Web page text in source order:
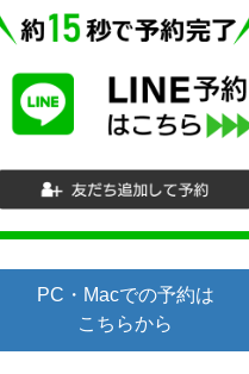
PC・Macでの予約は
こちらから